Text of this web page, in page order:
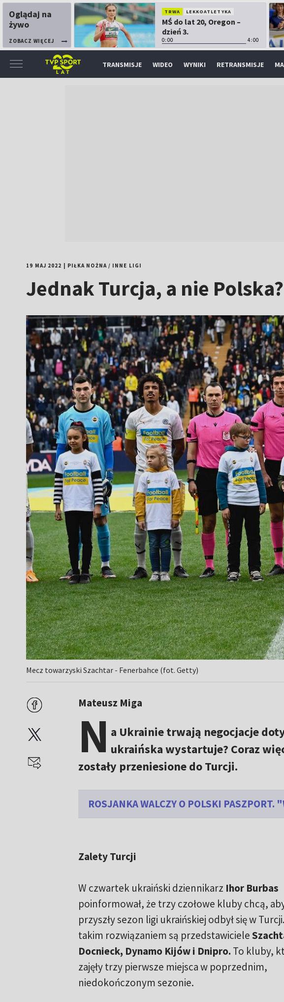
Oglądaj na
żywo
ZOBACZ WIĘCEJ
TRWA LEKKOATLETYKA
MŚ do lat 20, Oregon –
dzień 3.
0:00 4:00
TRANSMISJE WIDEO WYNIKI RETRANSMISJE
19 MAJ 2022 PIŁKA NOŻNA/ INNE LIGI
Jednak Turcja, a nie
Mecz towarzyski Szachtar - Fenerbahce (fot. Getty)
Mateusz Miga
N a Ukrainie trwają negocjacje
ukraińska wystartuje? Coraz
zostały przeniesione do Turcji.
ROSJANKA WALCZY O POLSKI PASZPORT.
Zalety Turcji
W czwartek ukraiński dziennikarz Ihor Burbas
poinformował, że trzy czołowe kluby chcą,
przyszły sezon ligi ukraińskiej odbył się w
takim rozwiązaniem są przedstawiciele
Docnieck, Dynamo Kijów i Dnipro. To kluby,
zajęły trzy pierwsze miejsca w poprzednim,
niedokończonym sezonie.